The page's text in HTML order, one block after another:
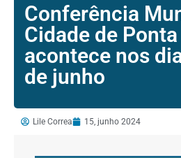
Conferência
Cidade de
acontece nos
de junho
Lile Correa 15, junho 2024